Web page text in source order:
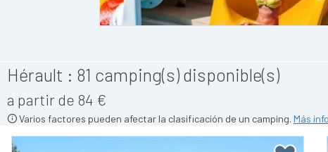
Hérault : 81 camping(s) disponible(s)
a partir de 84 €
Varios factores pueden afectar la clasificación de un camping. Más